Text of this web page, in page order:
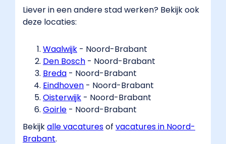
Liever in een andere stad werken? Bekijk ook
deze locaties:
Waalwijk ​ - Noord-Brabant
Den Bosch ​ - Noord-Brabant
Breda ​ - Noord-Brabant
Eindhoven ​ - Noord-Brabant
Oisterwijk ​ - Noord-Brabant
Goirle ​ - Noord-Brabant
Bekijkalle vacatures​ of vacatures in Noord-
Brabant​.